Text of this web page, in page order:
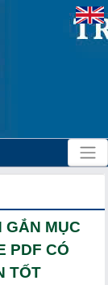
GẮN MỤC
PDF CÓ
TỐT